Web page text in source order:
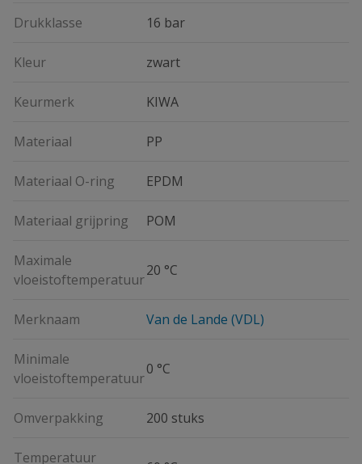
Drukklasse 16 bar
Kleur zwart
Keurmerk KIWA
Materiaal PP
Materiaal O-ring EPDM
Materiaal grijpring POM
Maximale
vloeistoftemperatuur
20 °C
Merknaam Van de Lande (VDL)
Minimale
vloeistoftemperatuur
0 °C
Omverpakking 200 stuks
Temperatuur